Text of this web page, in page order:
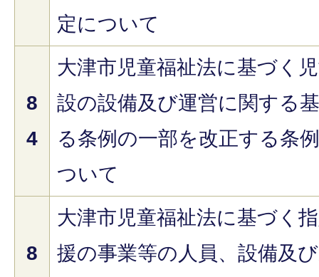
定について
8
4
大津市児童福祉法に基づく
設の設備及び運営に関する
る条例の一部を改正する条
ついて
8
大津市児童福祉法に基づく
援の事業等の人員、設備及